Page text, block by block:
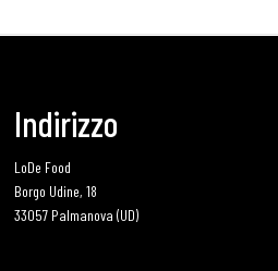
Indirizzo
LoDe Food
Borgo Udine, 18
33057 Palmanova (UD)